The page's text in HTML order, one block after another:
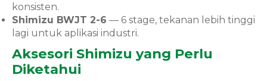
konsisten.
Shimizu BWJT 2-6 — 6 stage, tekanan lebih tinggi
lagi untuk aplikasi industri.
Aksesori Shimizu yang Perlu
Diketahui